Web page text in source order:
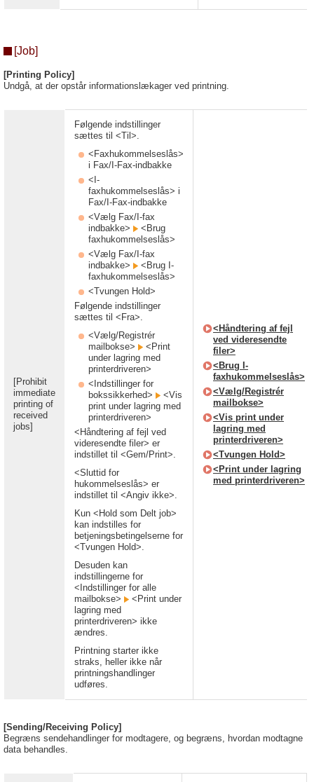
[Job]
[Printing Policy]
Undgå, at der opstår informationslækager ved printning.
[Prohibit
immediate
printing of
received
jobs]
Følgende indstillinger
sættes til <Til>.
<Faxhukommelseslås>
i Fax/I-Fax-indbakke
<I-
faxhukommelseslås> i
Fax/I-Fax-indbakke
<Vælg Fax/I-fax
indbakke>
<Brug
faxhukommelseslås>
<Vælg Fax/I-fax
indbakke>
<Brug I-
faxhukommelseslås>
<Tvungen Hold>
Følgende indstillinger
sættes til <Fra>.
<Vælg/Registrér
mailbokse>
<Print
under lagring med
printerdriveren>
<Indstillinger for
bokssikkerhed>
<Vis
print under lagring med
printerdriveren>
<Håndtering af fejl ved
videresendte filer> er
indstillet til <Gem/Print>.
<Sluttid for
hukommelseslås> er
indstillet til <Angiv ikke>.
Kun <Hold som Delt job>
kan indstilles for
betjeningsbetingelserne for
<Tvungen Hold>.
Desuden kan
indstillingerne for
<Indstillinger for alle
mailbokse>
<Print under
lagring med
printerdriveren> ikke
ændres.
Printning starter ikke
straks, heller ikke når
printningshandlinger
udføres.
<Håndtering af fejl
ved videresendte
filer>
<Brug I-
faxhukommelseslås>
<Vælg/Registrér
mailbokse>
<Vis print under
lagring med
printerdriveren>
<Tvungen Hold>
<Print under lagring
med printerdriveren>
[Sending/Receiving Policy]
Begræns sendehandlinger for modtagere, og begræns, hvordan modtagne
data behandles.